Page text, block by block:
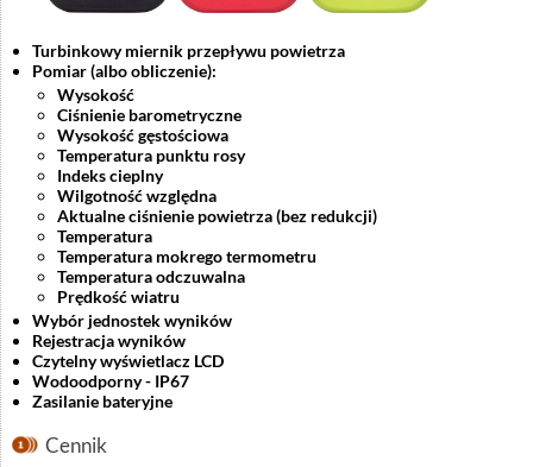
Turbinkowy miernik przepływu powietrza
Pomiar (albo obliczenie):
Wysokość
Ciśnienie barometryczne
Wysokość gęstościowa
Temperatura punktu rosy
Indeks cieplny
Wilgotność względna
Aktualne ciśnienie powietrza (bez redukcji)
Temperatura
Temperatura mokrego termometru
Temperatura odczuwalna
Prędkość wiatru
Wybór jednostek wyników
Rejestracja wyników
Czytelny wyświetlacz LCD
Wodoodporny - IP67
Zasilanie bateryjne
Cennik